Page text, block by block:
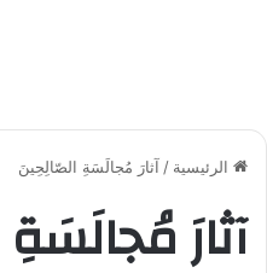
الرئيسية / آثارَ مُجالَسَةِ الصّالِحِينَ
آثارَ